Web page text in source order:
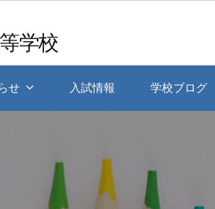
学校
せ 入試情報 学校ブログ